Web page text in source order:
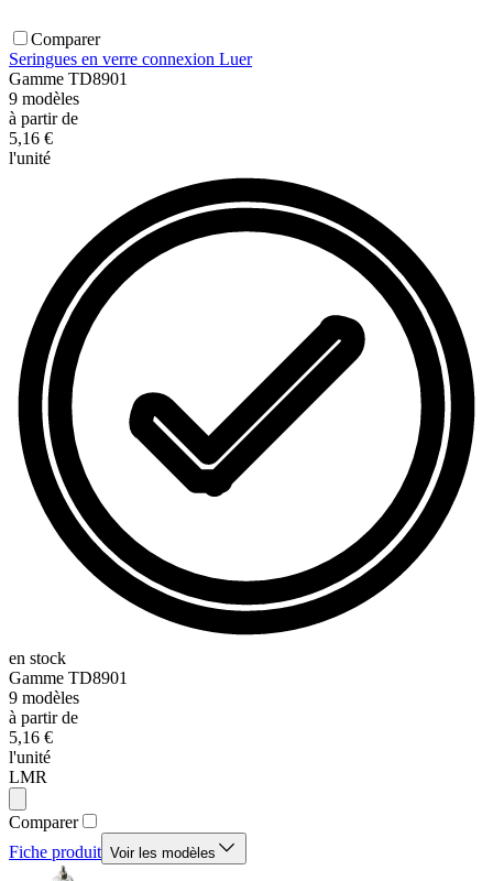
Comparer
Seringues en verre connexion Luer
Gamme TD8901
9 modèles
à partir de
5,16 €
l'unité
en stock
Gamme TD8901
9 modèles
à partir de
5,16 €
l'unité
LMR
Comparer
Fiche produit Voir les modèles